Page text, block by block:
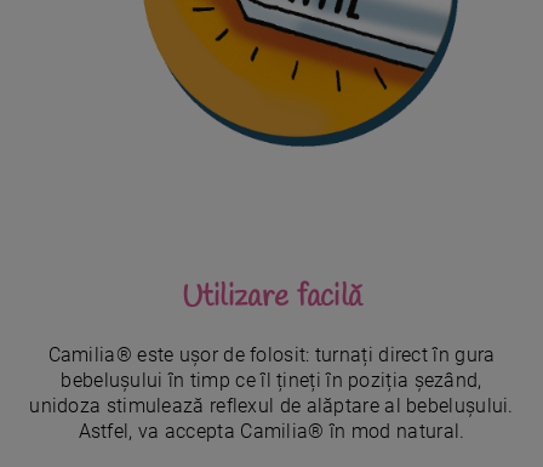
Utilizare facilă
Camilia® este ușor de folosit: turnați direct în gura
bebelușului în timp ce îl țineți în poziția șezând,
unidoza stimulează reflexul de alăptare al bebelușului.
Astfel, va accepta Camilia® în mod natural.